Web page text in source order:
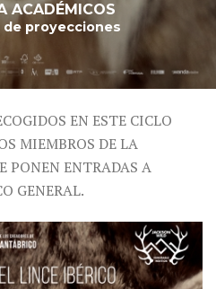
ACADÉMICOS
de proyecciones
EN ESTE CICLO
MIEMBROS DE LA
PONEN ENTRADAS A
GENERAL.